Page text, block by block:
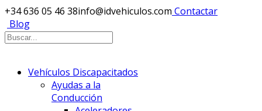
+34 636 05 46 38info@idvehiculos.com Contactar
Blog
Vehículos Discapacitados
Ayudas a la
Conducción